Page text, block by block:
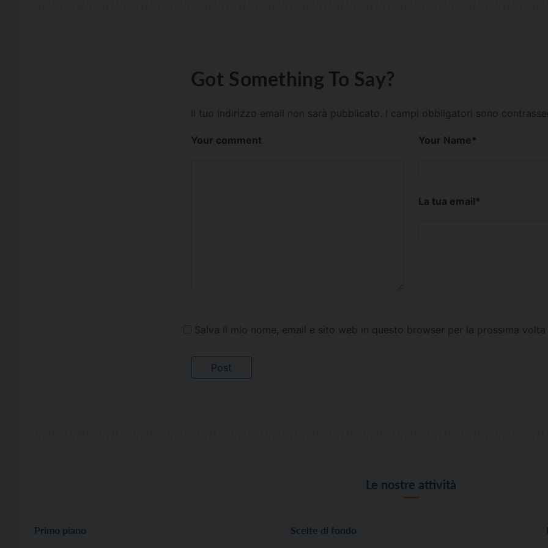
Got Something To Say?
Il tuo indirizzo email non sarà pubblicato. I campi obbligatori sono
Your comment Your Name*
La tua email*
Salva il mio nome, email e sito web in questo browser per la prossima volta
Le nostre attività
Primo piano
Scelte di fondo